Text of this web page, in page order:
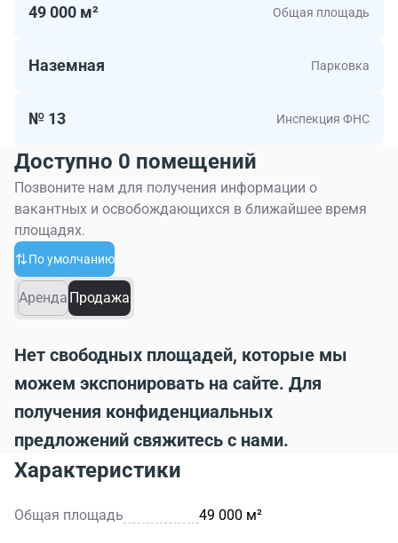
49 000 м² Общая площадь
Наземная Парковка
№ 13 Инспекция ФНС
Доступно 0 помещений
Позвоните нам для получения информации о
вакантных и освобождающихся в ближайшее время
площадях.
По умолчанию
Аренда Продажа
Нет свободных площадей, которые мы
можем экспонировать на сайте. Для
получения конфиденциальных
предложений свяжитесь с нами.
Характеристики
Общая площадь 49 000 м²